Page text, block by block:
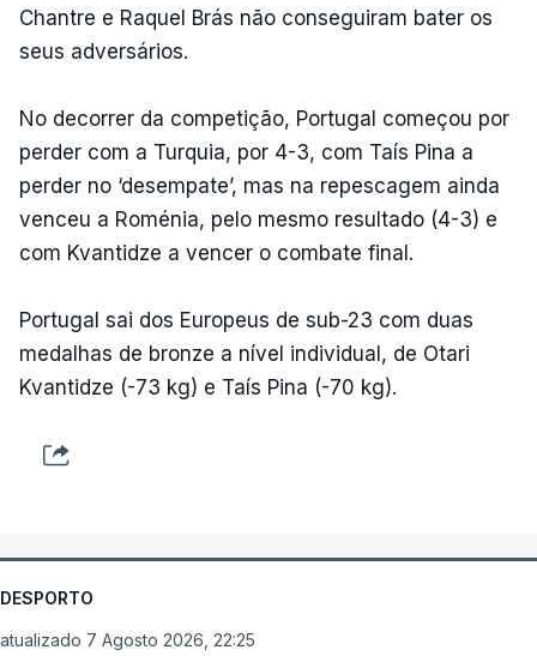
Chantre e Raquel Brás não conseguiram bater os
seus adversários.
No decorrer da competição, Portugal começou por
perder com a Turquia, por 4-3, com Taís Pina a
perder no ‘desempate’, mas na repescagem ainda
venceu a Roménia, pelo mesmo resultado (4-3) e
com Kvantidze a vencer o combate final.
Portugal sai dos Europeus de sub-23 com duas
medalhas de bronze a nível individual, de Otari
Kvantidze (-73 kg) e Taís Pina (-70 kg).
DESPORTO
atualizado 7 Agosto 2026, 22:25